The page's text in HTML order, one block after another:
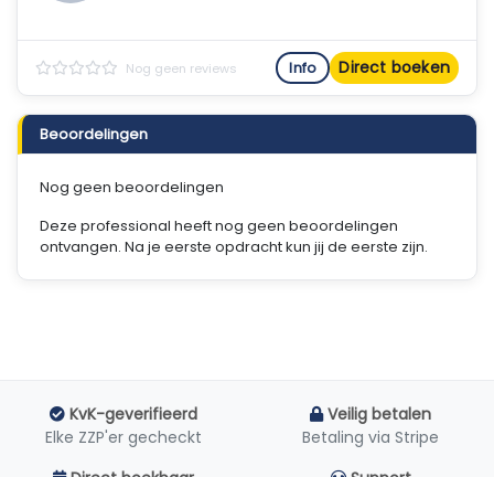
Nog geen reviews Info Direct boeken
Beoordelingen
Nog geen beoordelingen
Deze professional heeft nog geen beoordelingen
ontvangen. Na je eerste opdracht kun jij de eerste zijn.
KvK-geverifieerd
Elke ZZP'er gecheckt
Veilig betalen
Betaling via Stripe